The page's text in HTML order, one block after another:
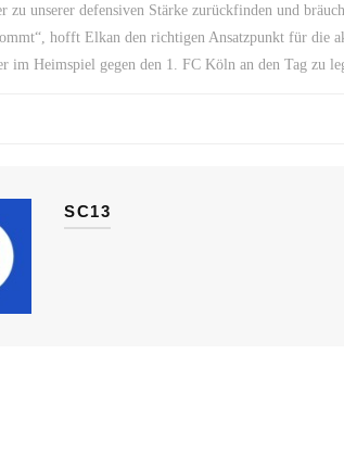
zu unserer defensiven Stärke zurückfinden und
hofft Elkan den richtigen Ansatzpunkt für die
im Heimspiel gegen den 1. FC Köln an den Tag zu
SC13